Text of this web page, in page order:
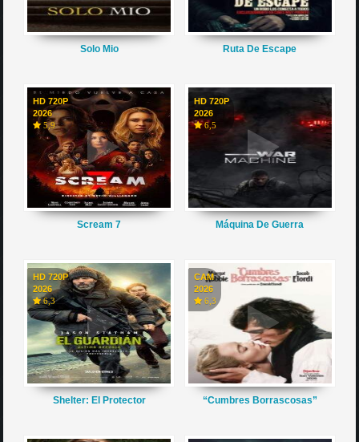
Solo Mio Ruta De Escape
HD 720P
2026
5,9
Scream 7
HD 720P
2026
6,5
Máquina De Guerra
HD 720P
2026
6,3
Shelter: El Protector
CAM
2026
6,3
“Cumbres Borrascosas”